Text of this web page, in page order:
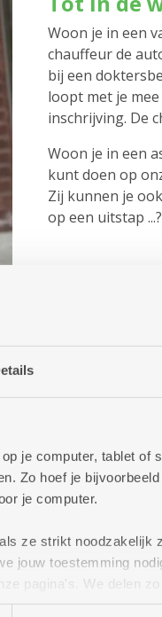
je computer, tablet of
Zo hoef je
je computer.
ze strikt noodzakelijk
jouw toestemming
pagina's. We delen zo
en analyse.
Woon je in een
chauffeur de
bij een
loopt met je
inschrijving. De
Woon je in een
kunt doen op
Zij kunnen je
op een uitstap ...?
Een taxi,
Onze busjes en
twee dagen op
een taxi bellen.
recht hebben
met een
aankopen. Zo
aanvraag.